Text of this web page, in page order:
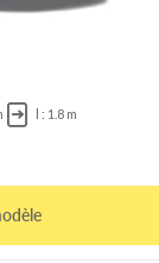
l : 1.8 m